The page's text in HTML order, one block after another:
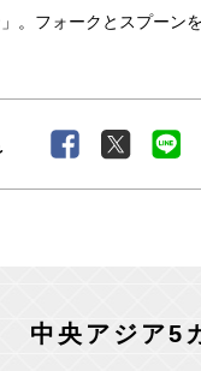
。フォークとスプーン
中央アジア5